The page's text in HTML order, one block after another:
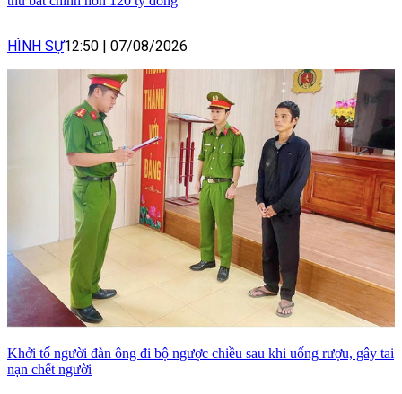
HÌNH SỰ12:50 07/08/2026
Khởi tố người đàn ông đi bộ ngược chiều sau khi uống rượu, gây tai
nạn chết người